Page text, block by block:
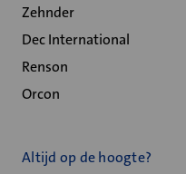
Zehnder
Dec International
Renson
Orcon
Altijd op de hoogte?